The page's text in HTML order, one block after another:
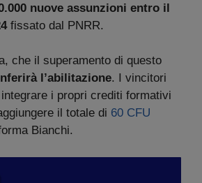
nuove assunzioni entro il
fissato dal PNRR.
che il superamento di questo
l’abilitazione. I vincitori
i propri crediti formativi
il totale di 60 CFU
Bianchi.